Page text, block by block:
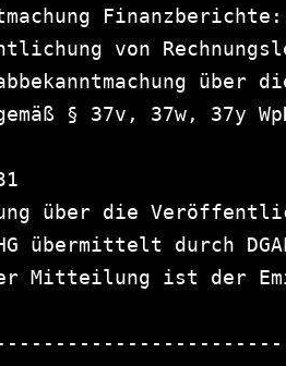
von
§ 37v, 37w, 37y
über die
übermittelt durch
Mitteilung ist der